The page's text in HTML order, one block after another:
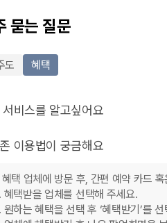
묻는 질문
도 혜택
비스를 알고싶어요
맛집 혜택부터 공항 주차장 할인, 액티
이용법이 궁금해요
택 업체에 방문 후, 간편 예약 카드
택받을 업체를 선택해 주세요.
하는 혜택을 선택 후 ‘혜택받기’를